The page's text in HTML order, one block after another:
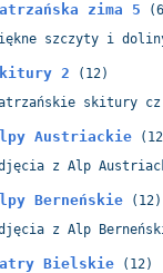
zima 5
szczyty i
2 (12)
skitury
Austriackie
z Alp
Berneńskie (12)
z Alp
Bielskie (12)